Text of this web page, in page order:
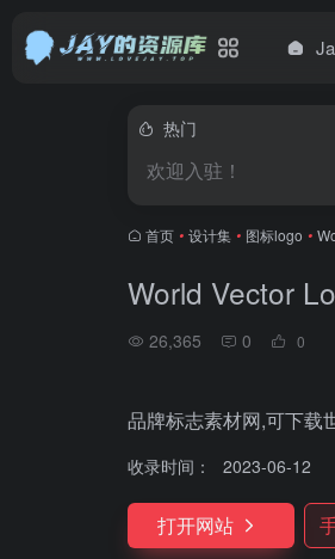
热门
欢迎入驻！
首页 • 设计集 • 图标logo •
World Vector
26,365 0 0
品牌标志素材网,可下载
收录时间： 2023-06-12
打开网站